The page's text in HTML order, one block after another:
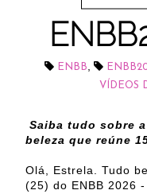
ENBB,
VÍDEOS
Saiba tudo sobre
beleza que reúne
Olá, Estrela. Tudo
(25) do ENBB 2026